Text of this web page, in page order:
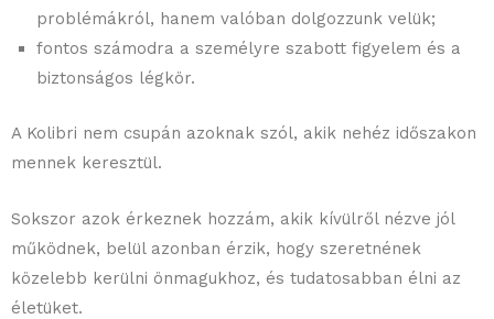
problémákról, hanem valóban dolgozzunk velük;
fontos számodra a személyre szabott figyelem és a
biztonságos légkör.
A Kolibri nem csupán azoknak szól, akik nehéz időszakon
mennek keresztül.
Sokszor azok érkeznek hozzám, akik kívülről nézve jól
működnek, belül azonban érzik, hogy szeretnének
közelebb kerülni önmagukhoz, és tudatosabban élni az
életüket.